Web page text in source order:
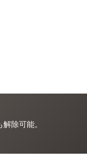
除可能。